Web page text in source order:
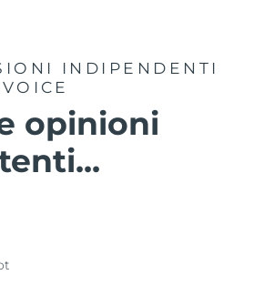
INDIPENDENTI
opinioni